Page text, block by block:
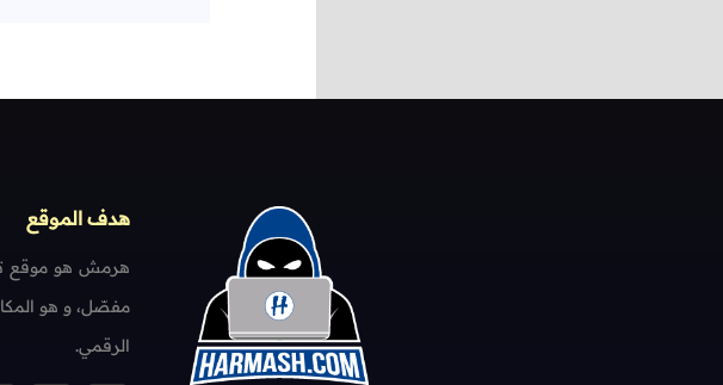
هدف الموقع
هرمش هو موقع
مفصّل، و هو
الرقمي.